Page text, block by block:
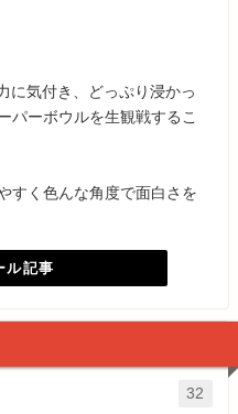
に気付き、どっぷり浸かっ
パーボウルを生観戦するこ
すく色んな角度で面白さを
ル記事
32